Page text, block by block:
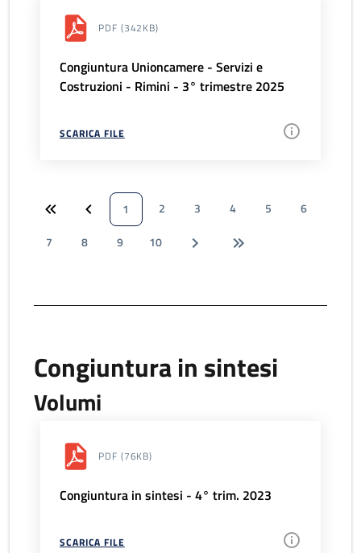
PDF (342KB)
Congiuntura Unioncamere - Servizi e
Costruzioni - Rimini - 3° trimestre 2025
SCARICA FILE
1 2 3 4 5
6
7
8 9 10
Congiuntura in sintesi
Volumi
PDF (76KB)
Congiuntura in sintesi - 4° trim. 2023
SCARICA FILE